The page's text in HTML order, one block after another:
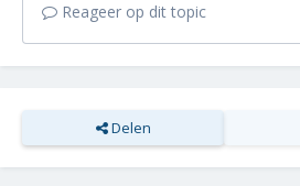
Reageer op dit topic
Delen